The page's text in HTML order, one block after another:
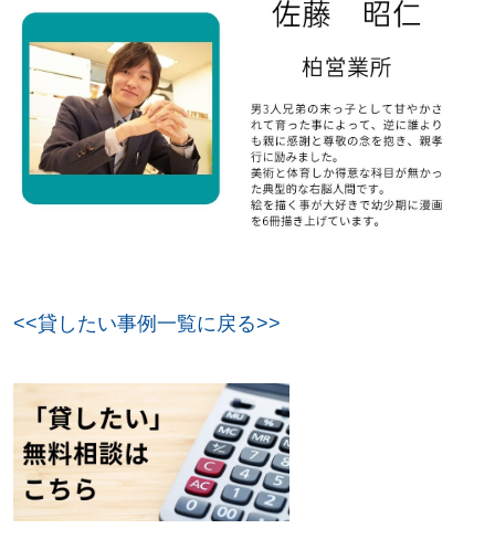
<<貸したい事例一覧に戻る>>